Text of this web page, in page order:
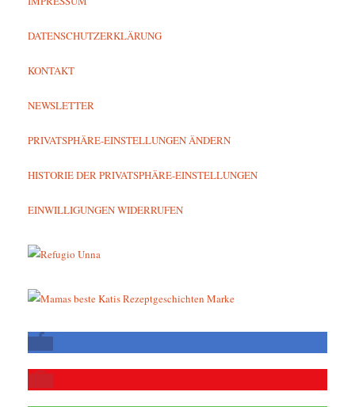
DATENSCHUTZERKLÄRUNG
KONTAKT
NEWSLETTER
PRIVATSPHÄRE-EINSTELLUNGEN ÄNDERN
HISTORIE DER PRIVATSPHÄRE-EINSTELLUNGEN
EINWILLIGUNGEN WIDERRUFEN